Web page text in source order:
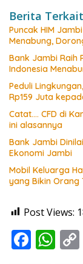
Berita Terkait
Puncak HIM
Menabung,
Bank Jambi Raih
Indonesia
Peduli
Rp159 Juta
Catat…. CFD di
ini alasannya
Bank Jambi
Ekonomi Jambi
Mobil Keluarga
yang Bikin Orang
Post Views:
F W